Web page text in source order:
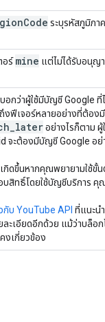
Code ระบุรหัสภูมิภา
อร์mine แต่ไม่ได้รับอนุญ
กว่าผู้ใช้มีบัญชี Google ที่
ถึงฟีเจอร์หลายอย่างที่ต้อง
laterอย่างไรก็ตาม
จะต้องมีบัญชี Google อ
กิดขึ้นหากคุณพยายามใช้ขั้
สิทธิ์โดยใช้บัญชีบริการ คุ
บ YouTube API ที่แนะน
ละเอียดอีกด้วย แม้ว่าบล็อ
งเกี่ยวข้อง